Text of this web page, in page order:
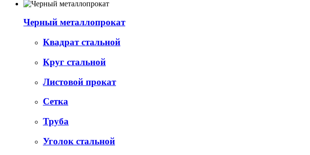
Черный металлопрокат
Квадрат стальной
Круг стальной
Листовой прокат
Сетка
Труба
Уголок стальной